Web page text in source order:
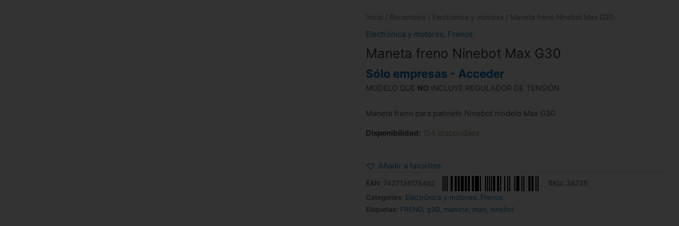
Inicio / Recambios / Electrónica y motores / Maneta freno Ninebot Max G30
Electrónica y motores, Frenos
Maneta freno Ninebot Max G30
Sólo empresas - Acceder
MODELO QUE NO INCLUYE REGULADOR DE TENSIÓN
Maneta freno para patinete Ninebot modelo Max G30
Disponibilidad: 154 disponibles
Añadir a favoritos
EAN: 7427136176462 SKU: 38735
Categorías: Electrónica y motores
Frenos
Etiquetas: FRENO g30 maneta max ninebot